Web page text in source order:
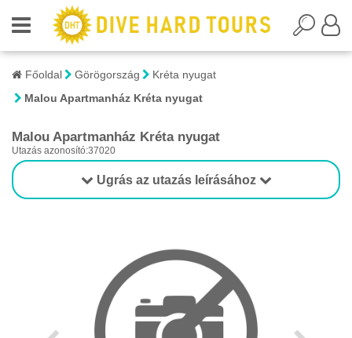
Főoldal Görögország
Kréta nyugat
Malou Apartmanház Kréta nyugat
Malou Apartmanház Kréta nyugat
Utazás azonosító:37020
Ugrás az utazás leírásához